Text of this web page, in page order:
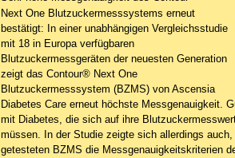
Next One Blutzuckermesssystems erneut
bestätigt: In einer unabhängigen Vergleichsstudie
mit 18 in Europa verfügbaren
Blutzuckermessgeräten der neuesten Generation
zeigt das Contour® Next One
Blutzuckermesssystem (BZMS) von Ascensia
Diabetes Care erneut höchste Messgenauigkeit.
mit Diabetes, die sich auf ihre
müssen. In der Studie zeigte sich allerdings
getesteten BZMS die Messgenauigkeitskriterien